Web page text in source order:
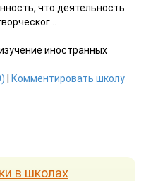
что деятельность
иностранных
Комментировать школу
в школах